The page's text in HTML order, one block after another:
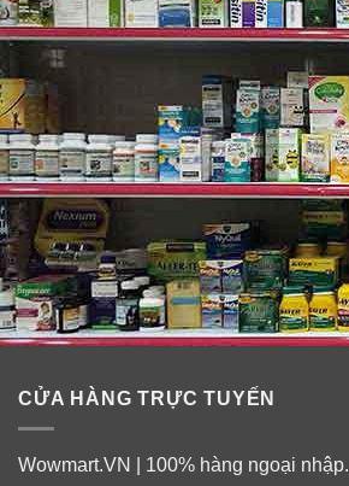
CỬA HÀNG TRỰC TUYẾN
Wowmart.VN | 100% hàng ngoại nhập.